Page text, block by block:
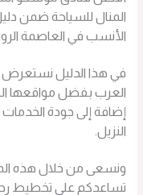
المنال للسياحة ضمن
الأنسب في العاصمة
في هذا الدليل نستعرض
العرب بفضل مواقعها
إضافة إلى جودة الخدمات
النزيل.
ونسعى من خلال هذه
تساعدكم على تخطيط